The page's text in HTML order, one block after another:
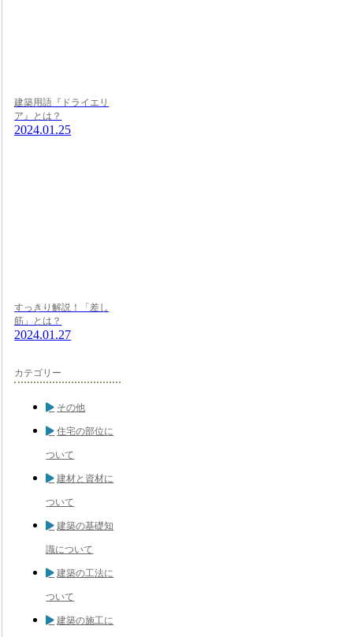
建築用語『ドライエリ
ア』とは？
2024.01.25
すっきり解説！「差し
筋」とは？
2024.01.27
カテゴリー
その他
住宅の部位に
ついて
建材と資材に
ついて
建築の基礎知
識について
建築の工法に
ついて
建築の施工に